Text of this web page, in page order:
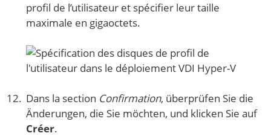
profil de l’utilisateur et spécifier leur taille
maximale en gigaoctets.
Dans la section Confirmation, überprüfen Sie die
Änderungen, die Sie möchten, und klicken Sie auf
Créer.